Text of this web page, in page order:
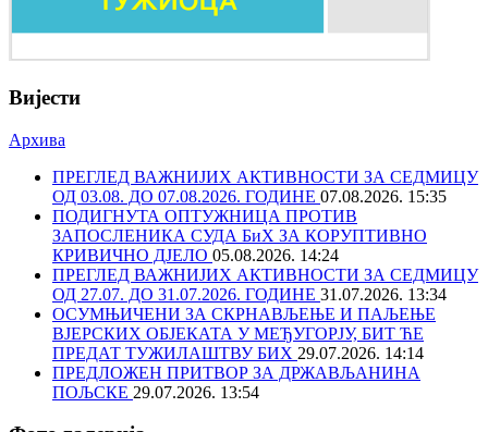
Вијести
Архива
ПРЕГЛЕД ВАЖНИЈИХ АКТИВНОСТИ ЗА СЕДМИЦУ
ОД 03.08. ДО 07.08.2026. ГОДИНЕ 07.08.2026. 15:35
ПОДИГНУТА ОПТУЖНИЦА ПРОТИВ
ЗАПОСЛЕНИКА СУДА БиХ ЗА КОРУПТИВНО
КРИВИЧНО ДЈЕЛО 05.08.2026. 14:24
ПРЕГЛЕД ВАЖНИЈИХ АКТИВНОСТИ ЗА СЕДМИЦУ
ОД 27.07. ДО 31.07.2026. ГОДИНЕ 31.07.2026. 13:34
ОСУМЊИЧЕНИ ЗА СКРНАВЉЕЊЕ И ПАЉЕЊЕ
ВЈЕРСКИХ ОБЈЕКАТА У МЕЂУГОРЈУ, БИТ ЋЕ
ПРЕДАТ ТУЖИЛАШТВУ БИХ 29.07.2026. 14:14
ПРЕДЛОЖЕН ПРИТВОР ЗА ДРЖАВЉАНИНА
ПОЉСКЕ 29.07.2026. 13:54